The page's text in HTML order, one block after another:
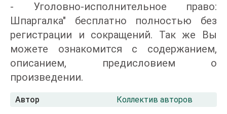
- Уголовно-исполнительное право:
Шпаргалка" бесплатно полностью без
регистрации и сокращений. Так же Вы
можете ознакомится с содержанием,
описанием, предисловием о
произведении.
Автор Коллектив авторов